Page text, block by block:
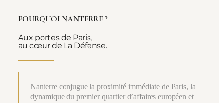
POURQUOI NANTERRE ?
Aux portes de Paris,
au cœur de La Défense.
Nanterre conjugue la proximité immédiate de Paris, la
dynamique du premier quartier d’affaires européen et